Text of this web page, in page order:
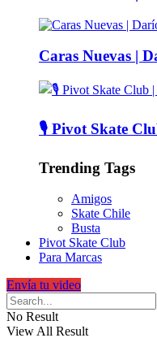
Caras Nuevas |
🎙️ Pivot Skate
Trending Tags
Amigos
Skate Chile
Busta
Pivot Skate Club
Para Marcas
Envía tu video
No Result
View All Result